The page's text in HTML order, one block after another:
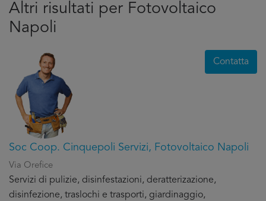
Altri risultati per Fotovoltaico
Napoli
Soc Coop. Cinquepoli Servizi, Fotovoltaico Napoli
Via Orefice
Servizi di pulizie, disinfestazioni, deratterizazione,
disinfezione, traslochi e trasporti, giardinaggio,
Contatta